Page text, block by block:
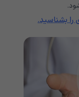
را بشناسید.